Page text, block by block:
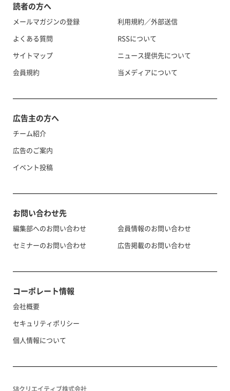
読者の方へ
メールマガジンの登録
よくある質問
サイトマップ
会員規約
利用規約／外部送信
RSSについて
ニュース提供先について
当メディアについて
広告主の方へ
チーム紹介
広告のご案内
イベント投稿
お問い合わせ先
編集部へのお問い合わせ
セミナーのお問い合わせ
会員情報のお問い合わせ
広告掲載のお問い合わせ
コーポレート情報
会社概要
セキュリティポリシー
個人情報について
SBクリエイティブ株式会社